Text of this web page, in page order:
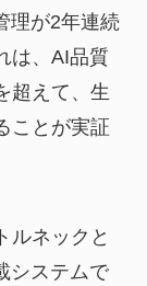
理が2年連続
は、AI品質
超えて、生
ことが実証
ルネックと
システムで